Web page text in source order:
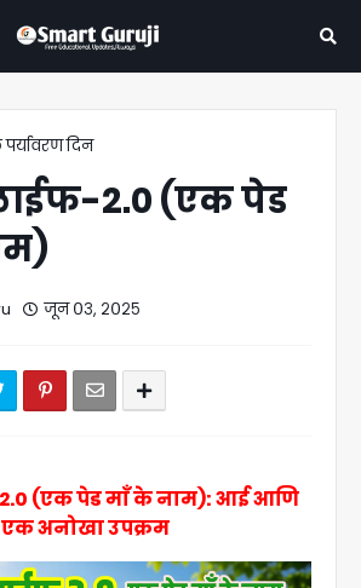
दिन
2.0 (एक पेड
जून ०३, २०२५
(एक पेड माँ के नाम): आई आणि
एक अनोखा उपक्रम